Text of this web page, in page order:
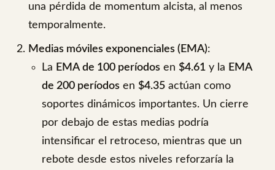
una pérdida de momentum alcista, al menos
temporalmente.
Medias móviles exponenciales (EMA):
La EMA de 100 períodos en $4.61 y la EMA
de 200 períodos en $4.35 actúan como
soportes dinámicos importantes. Un cierre
por debajo de estas medias podría
intensificar el retroceso, mientras que un
rebote desde estos niveles reforzaría la